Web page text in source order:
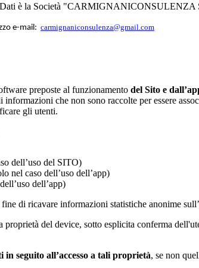
Dati è la Società "CARMIGNANICONSULENZA
e-mail: carmignaniconsulenza@gmail.com
preposte al funzionamento del Sito e
che non sono raccolte per essere
gli utenti.
dell’uso del SITO)
nel caso dell’uso dell’app)
dell’app)
di ricavare informazioni statistiche anonime
proprietà del device, sotto esplicita conferma
seguito all’accesso a tali proprietà, se non